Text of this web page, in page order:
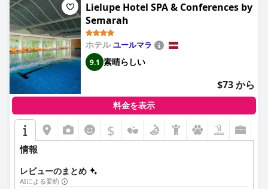
Lielupe Hotel SPA & Conferences by
Semarah
ホテルユールマラ
9.1 素晴らしい
$73 から
料金を表示
$
情報
レビューのまとめ
AIによる要約